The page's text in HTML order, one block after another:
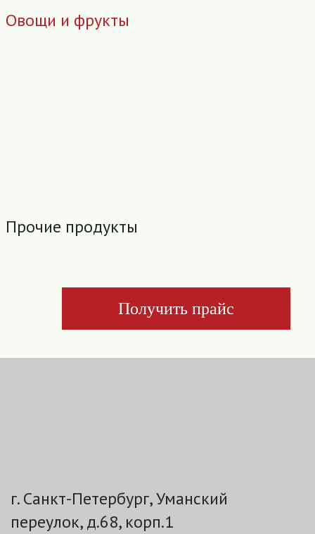
Овощи и фрукты
Прочие продукты
Получить прайс
г. Санкт-Петербург, Уманский
переулок, д.68, корп.1